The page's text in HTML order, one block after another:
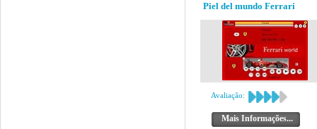
Piel del mundo Ferrari
Avaliação:
Mais Informações...